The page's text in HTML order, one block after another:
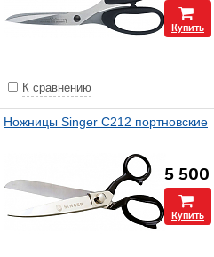
Купить
К сравнению
Ножницы Singer C212 портновские
5 500
Купить